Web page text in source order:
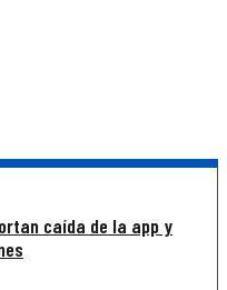
caída de la app y